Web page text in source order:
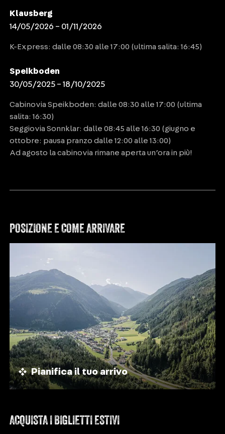
Klausberg
14/05/2026 – 01/11/2026
K-Express: dalle 08:30 alle 17:00 (ultima salita: 16:45)
Speikboden
30/05/2025 – 18/10/2025
Cabinovia Speikboden: dalle 08:30 alle 17:00 (ultima
salita: 16:30)
Seggiovia Sonnklar: dalle 08:45 alle 16:30 (giugno e
ottobre: pausa pranzo dalle 12:00 alle 13:00)
Ad agosto la cabinovia rimane aperta un’ora in più!
POSIZIONE E COME ARRIVARE
Pianifica il tuo arrivo
ACQUISTA I BIGLIETTI ESTIVI